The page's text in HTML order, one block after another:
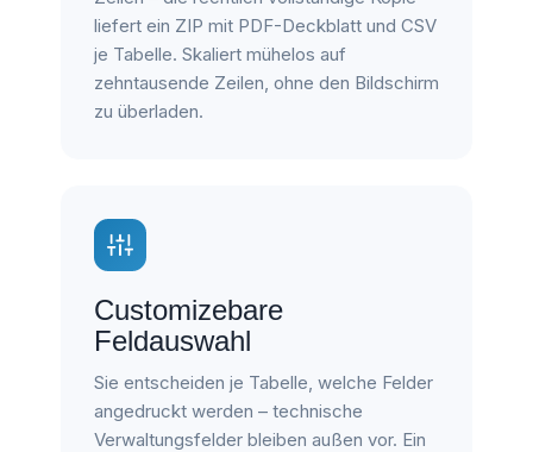
liefert ein ZIP mit PDF-Deckblatt und CSV
je Tabelle. Skaliert mühelos auf
zehntausende Zeilen, ohne den Bildschirm
zu überladen.
Customizebare
Feldauswahl
Sie entscheiden je Tabelle, welche Felder
angedruckt werden – technische
Verwaltungsfelder bleiben außen vor. Ein